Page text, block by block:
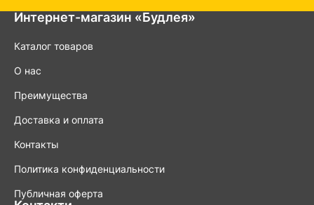
быстрый и незамысловатый процесс. Вы получите все
необходимые элементы для установки, а также
Универсальное применение:
общественных мест, офисов и других пространств, где
Использование держателей для туалетной бумаги:
функциональной и стильной с помощью наших
держателей для туалетной бумаги.
Гостиницы и офисы
для гостей, предоставив им легкий доступ к туалетной
Интернет-магазин «Будлея»
Каталог товаров
О нас
Преимущества
Доставка и оплата
Контакты
Политика конфиденциальности
Публичная оферта